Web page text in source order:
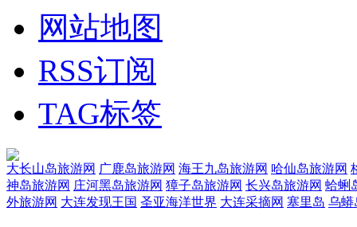
网站地图
RSS订阅
TAG标签
大长山岛旅游网 广鹿岛旅游网 海王九岛旅游网 哈仙岛旅游网
神岛旅游网 庄河黑岛旅游网 獐子岛旅游网 长兴岛旅游网 蛤蜊
外旅游网 大连发现王国 圣亚海洋世界 大连采摘网 塞里岛 乌蟒